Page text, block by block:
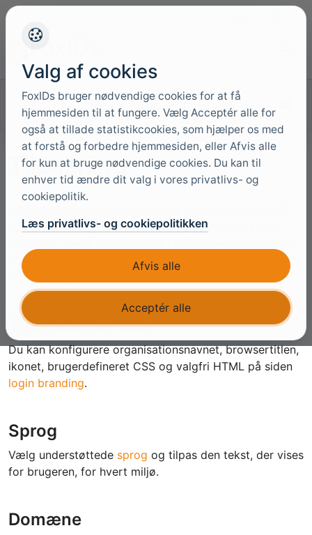
Søg i dokumentationen
Tilpasning
FoxIDs til en organisation, et produkt eller en kunde.
af hinanden, så den visuelle identitet kan ændres uden
at påvirke godkendelsesprotokollerne.
Titel, ikon og CSS-
Du kan konfigurere organisationsnavnet, browsertitlen,
ikonet, brugerdefineret CSS og valgfri HTML på siden
login branding.
Sprog
Vælg understøttede sprog og tilpas den tekst, der vises
for brugeren, for hvert miljø.
Domæne
Valg af cookies
FoxIDs bruger nødvendige cookies for at få
hjemmesiden til at fungere. Vælg Acceptér alle for
også at tillade statistikcookies, som hjælper os med
at forstå og forbedre hjemmesiden, eller Afvis alle
for kun at bruge nødvendige cookies. Du kan til
enhver tid ændre dit valg i vores privatlivs- og
cookiepolitik.
Læs privatlivs- og cookiepolitikken
Afvis alle
Acceptér alle